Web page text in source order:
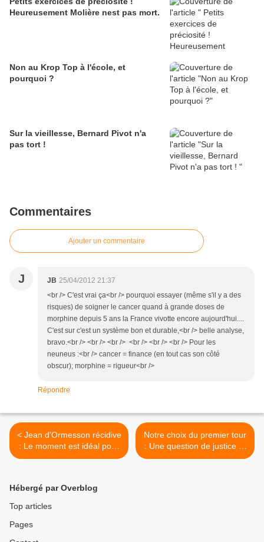
Heureusement Molière nest pas mort.
Non au Krop Top à l'école, et
pourquoi ?
Sur la vieillesse, Bernard Pivot n'a
pas tort !
Commentaires
Ajouter un commentaire
J JB 25/04/2012 21:37
<br /> C'est vrai ça<br /> pourquoi essayer (même s'il y a des
risques) de soigner le cancer quand à grande doses de
morphine depuis 5 ans la France vivotte encore aujourd'hui....
C'est sur c'est un système bon et durable,<br /> belle analyse,
bravo.<br /> <br /> <br /> <br /> <br /> <br /> Pour les
neuneus :<br /> cancer = finance (en tout cas son côté
obscur); morphine = rigueur<br />
Répondre
< Jean d'Ormesson récidive
: Le moment est idéal pour
se proclamer sarkoziste.
Notre choix du premier tour
: Une question de justice et
d'honneur >
Hébergé par Overblog
Top articles
Pages